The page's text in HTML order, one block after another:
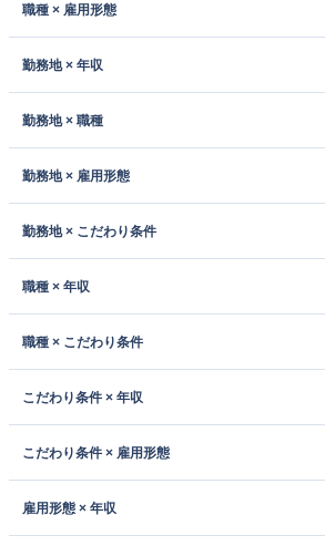
職種 × 雇用形態
勤務地 × 年収
勤務地 × 職種
勤務地 × 雇用形態
勤務地 × こだわり条件
職種 × 年収
職種 × こだわり条件
こだわり条件 × 年収
こだわり条件 × 雇用形態
雇用形態 × 年収